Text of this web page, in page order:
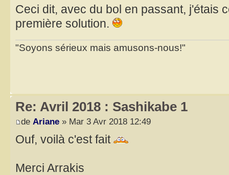
Ceci dit, avec du bol en passant, j'étais
première solution.
"Soyons sérieux mais amusons-nous!"
Re: Avril 2018 : Sashikabe 1
de Ariane » Mar 3 Avr 2018 12:49
Ouf, voilà c'est fait
Merci Arrakis